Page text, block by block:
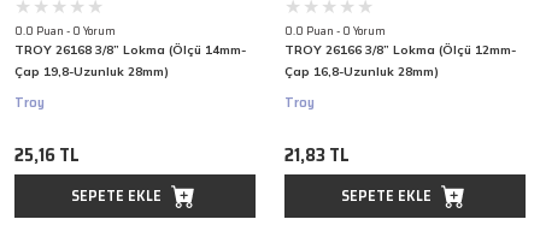
0.0 Puan - 0 Yorum
TROY 26168 3/8” Lokma (Ölçü 14mm-
Çap 19,8-Uzunluk 28mm)
Troy
25,16 TL
SEPETE EKLE
0.0 Puan - 0 Yorum
TROY 26166 3/8” Lokma (Ölçü 12mm-
Çap 16,8-Uzunluk 28mm)
Troy
21,83 TL
SEPETE EKLE